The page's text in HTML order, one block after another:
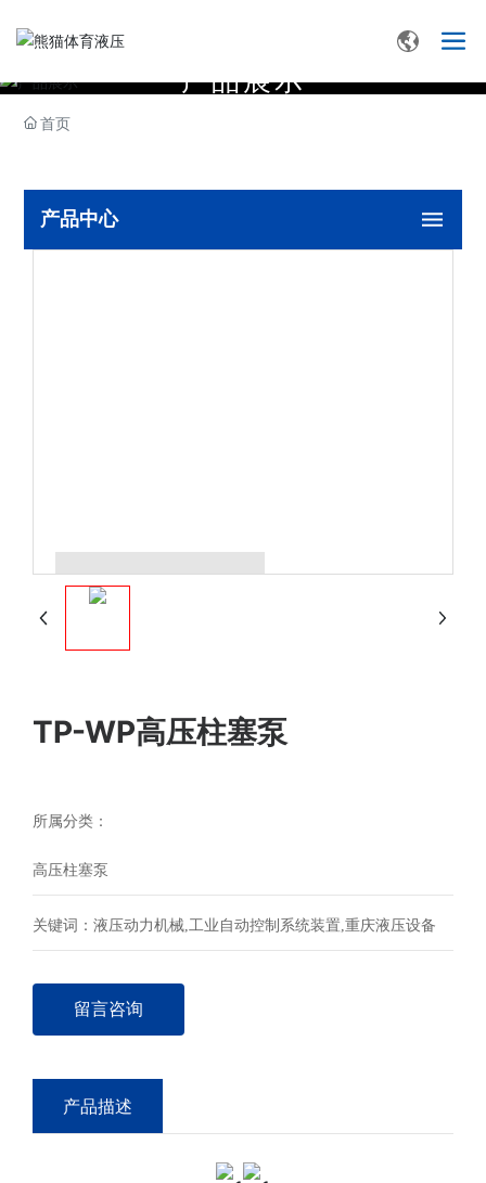
产品展示
首页
产品中心
TP-WP高压柱塞泵
所属分类：
高压柱塞泵
关键词：液压动力机械,工业自动控制系统装置,重庆液压设备
留言咨询
产品描述